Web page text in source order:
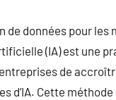
de données pour les
(IA) est une
de
d’IA. Cette